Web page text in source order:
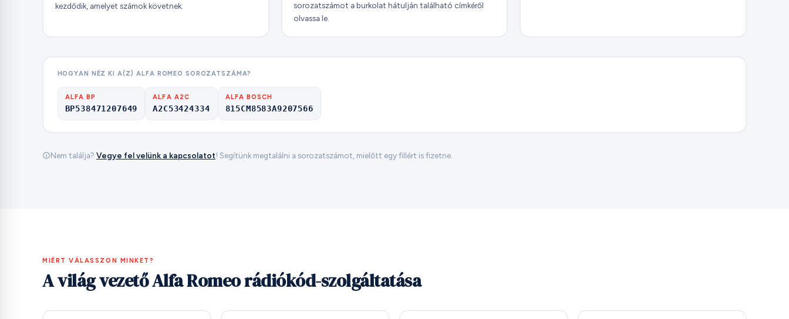
kezdődik, amelyet számok követnek.
sorozatszámot a burkolat hátulján található címkéről
olvassa le.
HOGYAN NÉZ KI A(Z) ALFA ROMEO SOROZATSZÁMA?
ALFA BP
BP538471207649
ALFA A2C
A2C53424334
ALFA BOSCH
815CM8583A9207566
Nem találja? Vegye fel velünk a kapcsolatot! Segítünk megtalálni a sorozatszámot, mielőtt egy fillért is fizetne.
MIÉRT VÁLASSZON MINKET?
A világ vezető Alfa Romeo rádiókód-szolgáltatása